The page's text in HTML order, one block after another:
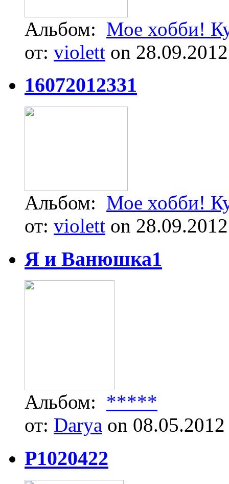
Альбом: Мое хобби!
от: violett on 28.09.2012
16072012331
Альбом: Мое хобби!
от: violett on 28.09.2012
Я и Ванюшка1
Альбом: *****
от: Darya on 08.05.2012
P1020422